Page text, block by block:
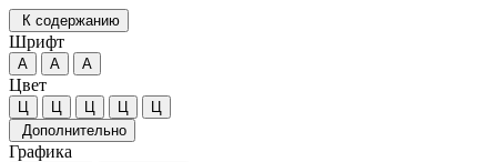
К содержанию
Шрифт
А А А
Цвет
Ц Ц Ц Ц
Ц
Дополнительно
Графика